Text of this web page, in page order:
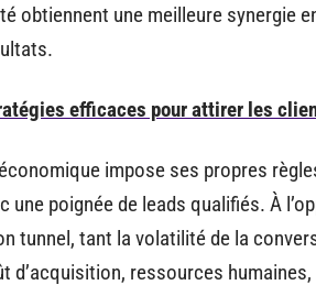
obtiennent une meilleure synergie
efficaces pour attirer les
impose ses propres
une poignée de leads qualifiés. À
tunnel, tant la volatilité de la
d’acquisition, ressources